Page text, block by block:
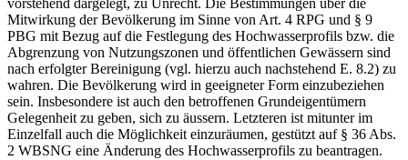
vorstehend dargelegt, zu Unrecht. Die Bestimmungen über die
Mitwirkung der Bevölkerung im Sinne von Art. 4 RPG und § 9
PBG mit Bezug auf die Festlegung des Hochwasserprofils bzw. die
Abgrenzung von Nutzungszonen und öffentlichen Gewässern sind
nach erfolgter Bereinigung (vgl. hierzu auch nachstehend E. 8.2) zu
wahren. Die Bevölkerung wird in geeigneter Form einzubeziehen
sein. Insbesondere ist auch den betroffenen Grundeigentümern
Gelegenheit zu geben, sich zu äussern. Letzteren ist mitunter im
Einzelfall auch die Möglichkeit einzuräumen, gestützt auf § 36 Abs.
2 WBSNG eine Änderung des Hochwasserprofils zu beantragen.